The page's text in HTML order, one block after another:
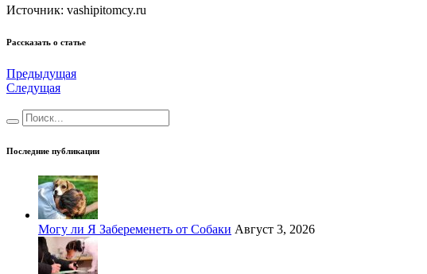
Источник: vashipitomcy.ru
Рассказать о статье
Предыдущая
Следущая
Последние публикации
Могу ли Я Забеременеть от Собаки Август 3, 2026